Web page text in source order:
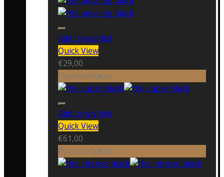
Add to wishlist
Quick View
€29,00
Προτεινόμενο
Add to wishlist
Quick View
€61,00
Προτεινόμενο